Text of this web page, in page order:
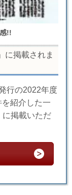
!!
」に掲載されま
行の2022年度
紹介した一
に掲載いただ